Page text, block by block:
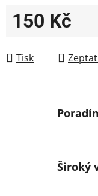
150 Kč
Tisk
Široký